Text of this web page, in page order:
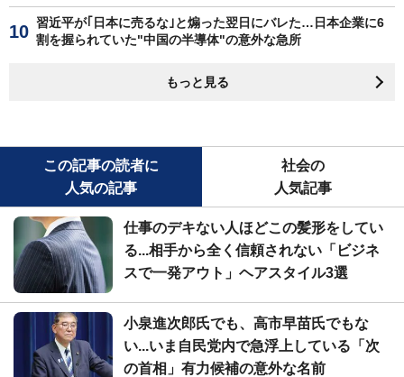
習近平が｢日本に売るな｣と煽った翌日にバレた…日本企業に6
割を握られていた"中国の半導体"の意外な急所
もっと見る
この記事の読者に
人気の記事
社会の
人気記事
仕事のデキない人ほどこの髪形をしてい
る...相手から全く信頼されない「ビジネ
スで一発アウト」ヘアスタイル3選
小泉進次郎氏でも、高市早苗氏でもな
い...いま自民党内で急浮上している「次
の首相」有力候補の意外な名前